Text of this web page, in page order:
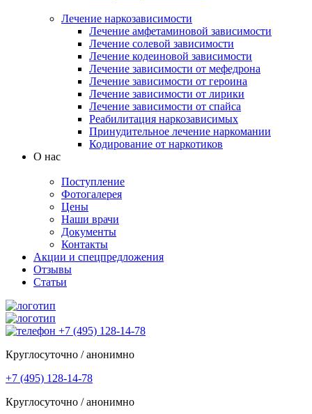
Лечение наркозависимости
Лечение амфетаминовой зависимости
Лечение солевой зависимости
Лечение кодеиновой зависимости
Лечение зависимости от мефедрона
Лечение зависимости от героина
Лечение зависимости от лирики
Лечение зависимости от спайса
Реабилитация наркозависимых
Принудительное лечение наркомании
Кодирование от наркотиков
О нас
Поступление
Фотогалерея
Цены
Наши врачи
Документы
Контакты
Акции и спецпредложения
Отзывы
Статьи
+7 (495) 128-14-78
Круглосуточно / анонимно
+7 (495) 128-14-78
Круглосуточно / анонимно